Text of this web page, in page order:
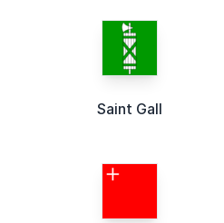
Saint Gall